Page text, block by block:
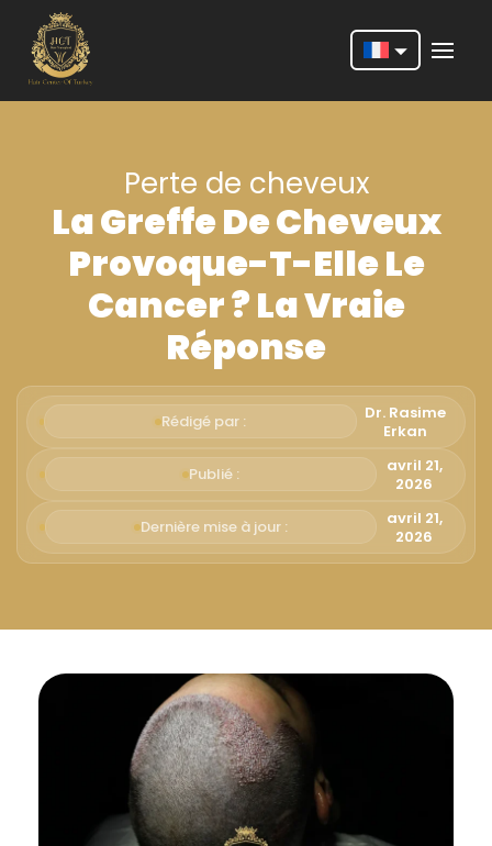
Français
Deutsch
Português
Español
Italiano
Русский
Български
Perte de cheveux
La Greffe De Cheveux
Provoque-T-Elle Le
Cancer ? La Vraie
Réponse
Rédigé par :
Dr. Rasime
Erkan
Publié :
avril 21,
2026
Dernière mise à jour :
avril 21,
2026